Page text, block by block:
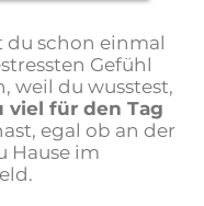
du schon einmal
Gefühl
weil du wusstest,
viel für den Tag
egal ob an der
Hause im